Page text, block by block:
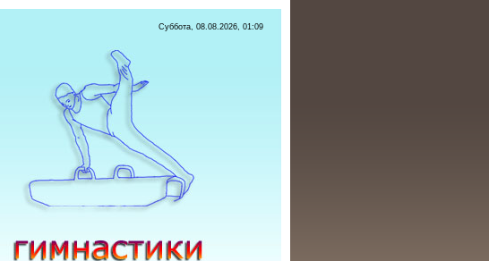
Суббота, 08.08.2026, 01:09